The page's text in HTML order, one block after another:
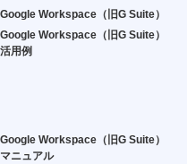
Google Workspace（旧G Suite）
Google Workspace（旧G Suite）
活用例
Google Workspace（旧G Suite）
マニュアル